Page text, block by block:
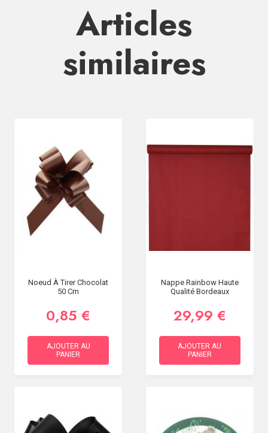
Articles
similaires
Noeud À Tirer Chocolat
50 Cm
0,85 €
AJOUTER AU
PANIER
Nappe Rainbow Haute
Qualité Bordeaux
29,99 €
AJOUTER AU
PANIER